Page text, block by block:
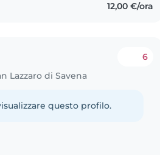
12,00 €/ora
Lazzaro di Savena
6
questo profilo.